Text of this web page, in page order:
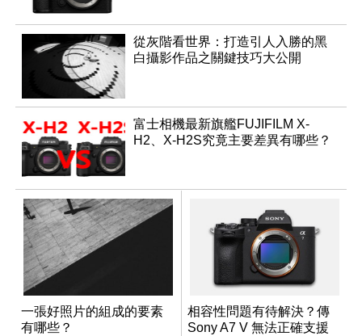
從灰階看世界：打造引人入勝的黑
白攝影作品之關鍵技巧大公開
富士相機最新旗艦FUJIFILM X-
H2、X-H2S究竟主要差異有哪些？
一張好照片的組成的要素
有哪些？
相容性問題有待解決？傳
Sony A7 V 無法正確支援